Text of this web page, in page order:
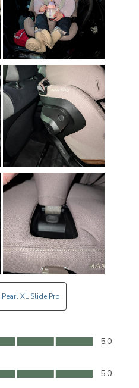
Pearl XL Slide Pro
5.0
5
5.0